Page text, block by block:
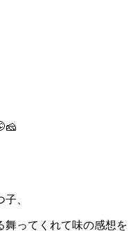
、
舞ってくれて味の感想を